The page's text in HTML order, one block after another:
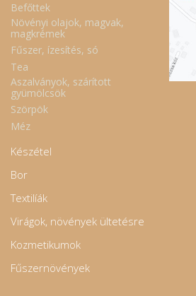
Befőttek
Növényi olajok, magvak,
magkrémek
Fűszer, ízesítés, só
Tea
Aszalványok, szárított
gyümölcsök
Szörpök
Méz
Készétel
Bor
Textilíák
Virágok, növények ültetésre
Kozmetikumok
Fűszernövények